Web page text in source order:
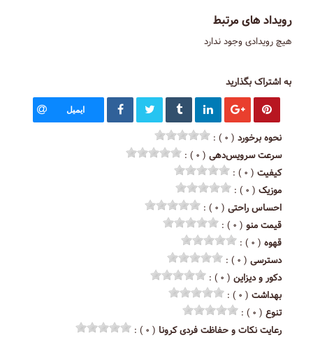
رویداد های مرتبط
هیچ رویدادی وجود ندارد
به اشتراک بگذارید
ایمیل
نحوه برخورد ( ۰ ) :
سرعت سرویس‌دهی ( ۰ ) :
کیفیت ( ۰ ) :
موزیک ( ۰ ) :
احساس راحتی ( ۰ ) :
قیمت منو ( ۰ ) :
قهوه ( ۰ ) :
دسترسی ( ۰ ) :
دکور و دیزاین ( ۰ ) :
بهداشت ( ۰ ) :
تنوع ( ۰ ) :
رعایت نکات و حفاظت فردی کرونا ( ۰ ) :